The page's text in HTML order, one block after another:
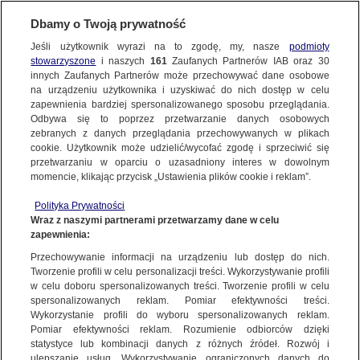
NAJNOWSZE
ZOBACZ FAKTY
FAKTY PO FAKTACH
FAKTY O ŚWIECIE
WIĘCEJ
KANAŁY
Dzień dobry!
Jedno konto do wszystkich usług
Dbamy o Twoją prywatność
Jeśli użytkownik wyrazi na to zgodę, my, nasze podmioty
stowarzyszone i naszych 161Zaufanych Partnerów IAB oraz 30
innych Zaufanych Partnerów może przechowywać dane osobowe
na urządzeniu użytkownika i uzyskiwać do nich dostęp w celu
zapewnienia bardziej spersonalizowanego sposobu przeglądania.
Odbywa się to poprzez przetwarzanie danych osobowych
zebranych z danych przeglądania przechowywanych w plikach
cookie. Użytkownik może udzielić/wycofać zgodę i sprzeciwić się
przetwarzaniu w oparciu o uzasadniony interes w dowolnym
momencie, klikając przycisk „Ustawienia plików cookie i reklam”.
Polityka Prywatności
Wraz z naszymi partnerami przetwarzamy dane w celu
zapewnienia:
Przechowywanie informacji na urządzeniu lub dostęp do nich.
Tworzenie profili w celu personalizacji treści. Wykorzystywanie profili
w celu doboru spersonalizowanych treści. Tworzenie profili w celu
spersonalizowanych reklam. Pomiar efektywności treści.
Wykorzystanie profili do wyboru spersonalizowanych reklam.
Pomiar efektywności reklam. Rozumienie odbiorców dzięki
statystyce lub kombinacji danych z różnych źródeł. Rozwój i